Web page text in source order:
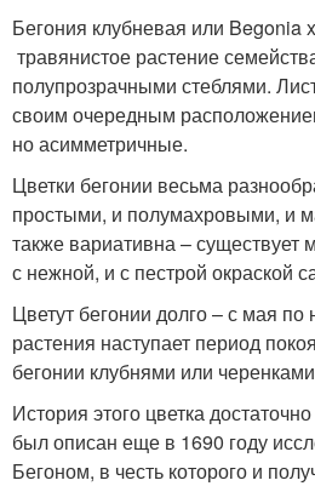
Бегония клубневая или Begonia
травянистое растение
полупрозрачными стеблями.
своим очередным
но асимметричные.
Цветки бегонии весьма
простыми, и полумахровыми, и
также вариативна – существует
с нежной, и с пестрой окраской
Цветут бегонии долго – с мая по
растения наступает период
бегонии клубнями или
История этого цветка
был описан еще в 1690 году
Бегоном, в честь которого и